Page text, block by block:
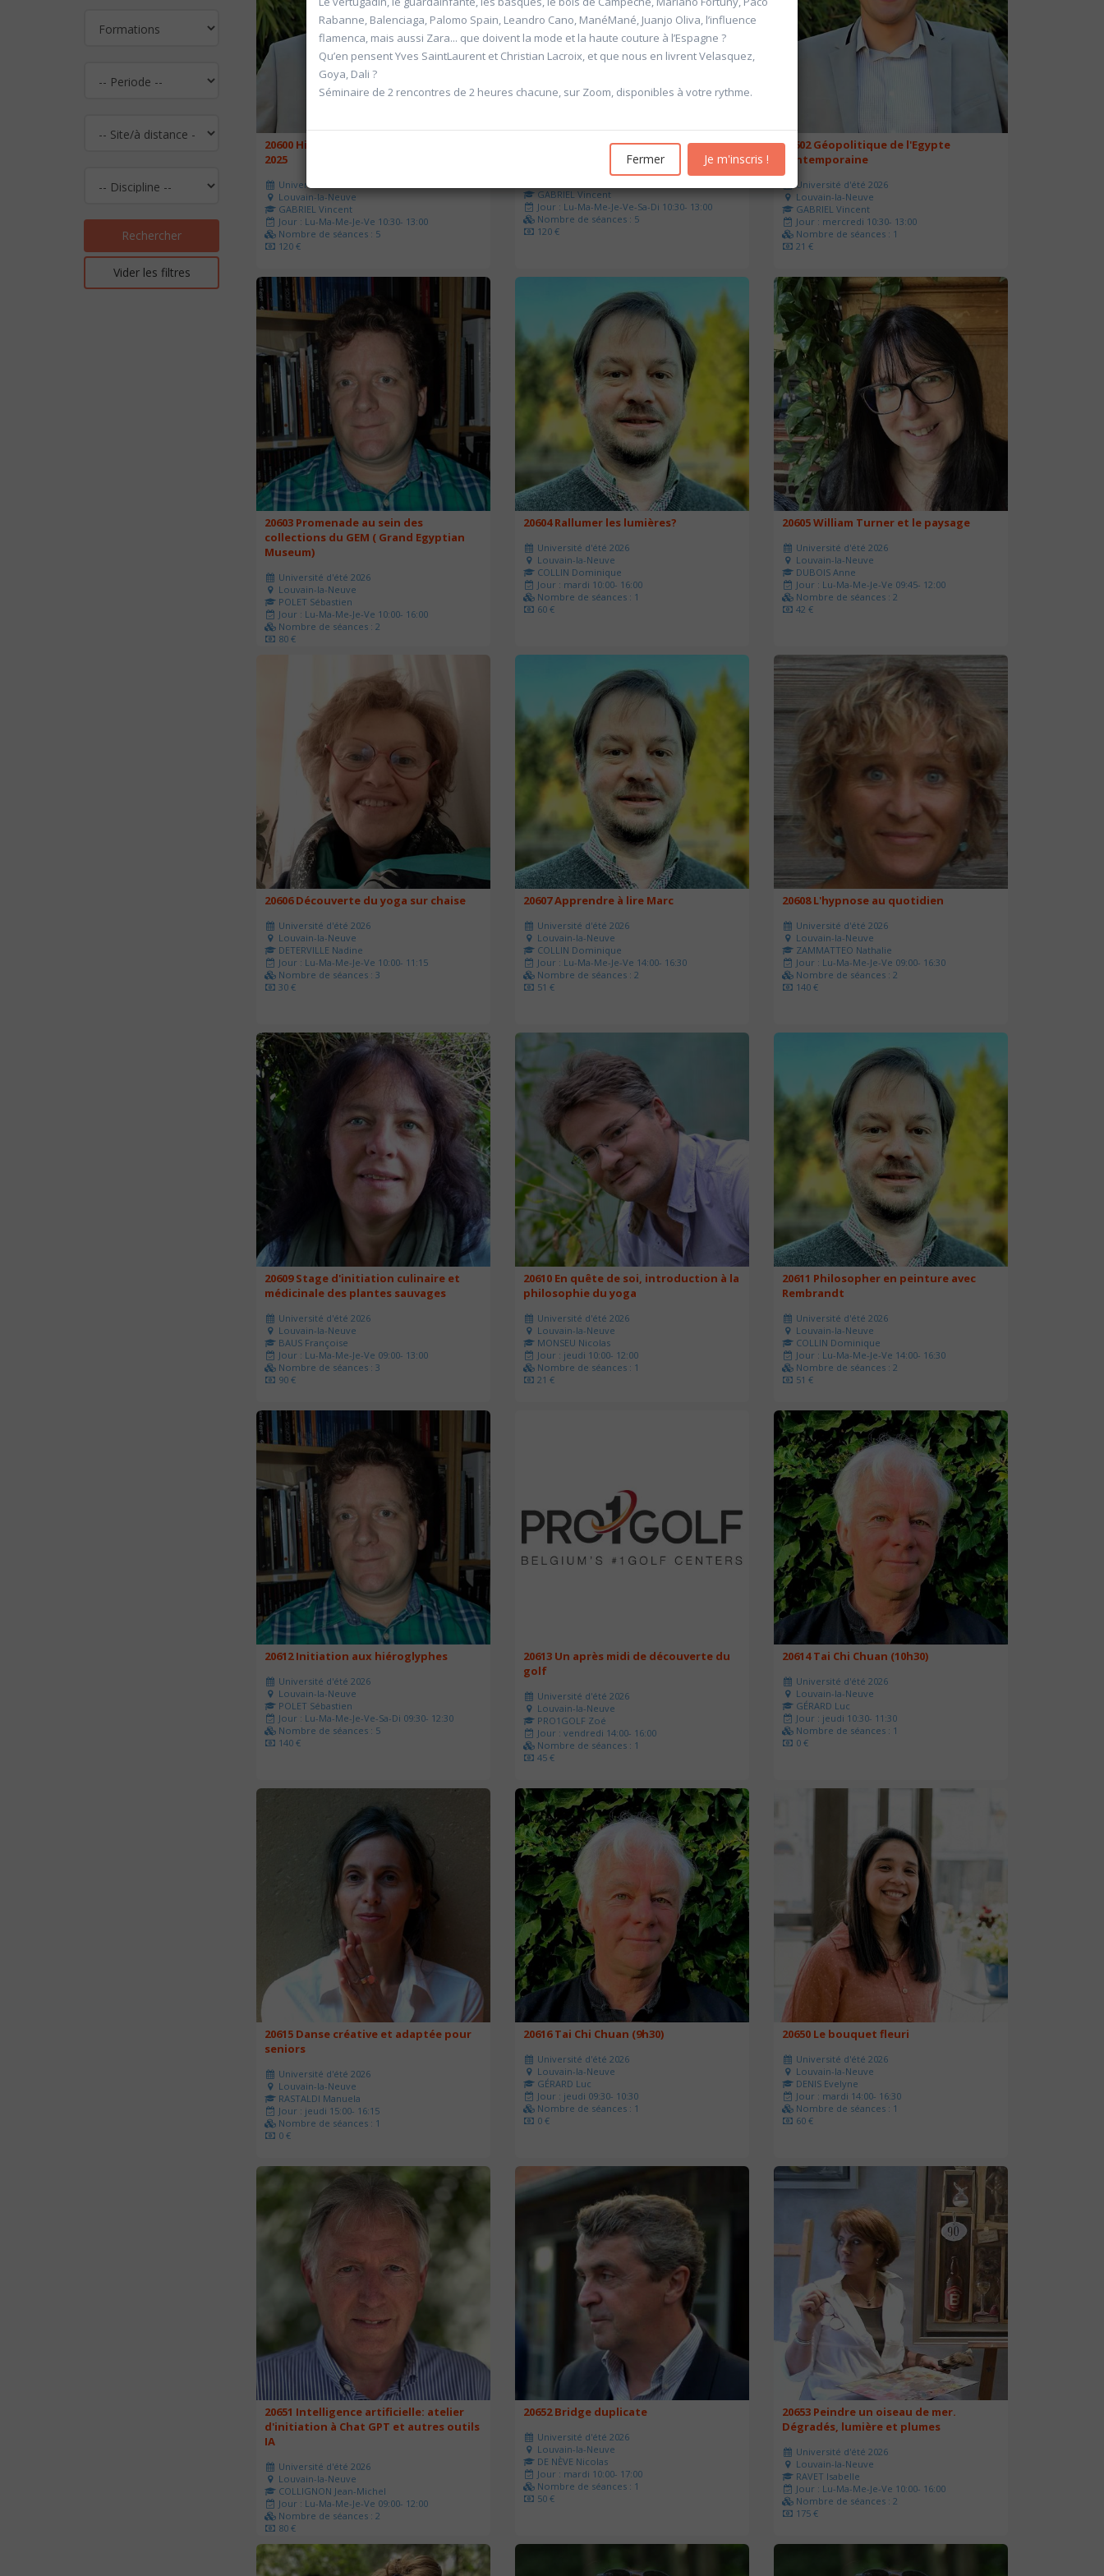
Rechercher
Vider les filtres
20600 Histoire de l'Allemagne de 1871 à
2025
Université d'été 2026
Louvain-la-Neuve
GABRIEL Vincent
Jour : Lu-Ma-Me-Je-Ve 10:30- 13:00
Nombre de séances : 5
120 €
20601 Géopolitique de l'énergie
GABRIEL Vincent
Jour : Lu-Ma-Me-Je-Ve-Sa-Di 10:30- 13:00
Nombre de séances : 5
120 €
20602 Géopolitique de l'Egypte
contemporaine
Université d'été 2026
Louvain-la-Neuve
GABRIEL Vincent
Jour : mercredi 10:30- 13:00
Nombre de séances : 1
21 €
20603 Promenade au sein des
collections du GEM ( Grand Egyptian
Museum)
Université d'été 2026
Louvain-la-Neuve
POLET Sébastien
Jour : Lu-Ma-Me-Je-Ve 10:00- 16:00
Nombre de séances : 2
80 €
20604 Rallumer les lumières?
Université d'été 2026
Louvain-la-Neuve
COLLIN Dominique
Jour : mardi 10:00- 16:00
Nombre de séances : 1
60 €
20605 William Turner et le paysage
Université d'été 2026
Louvain-la-Neuve
DUBOIS Anne
Jour : Lu-Ma-Me-Je-Ve 09:45- 12:00
Nombre de séances : 2
42 €
20606 Découverte du yoga sur chaise
Université d'été 2026
Louvain-la-Neuve
DETERVILLE Nadine
Jour : Lu-Ma-Me-Je-Ve 10:00- 11:15
Nombre de séances : 3
30 €
20607 Apprendre à lire Marc
Université d'été 2026
Louvain-la-Neuve
COLLIN Dominique
Jour : Lu-Ma-Me-Je-Ve 14:00- 16:30
Nombre de séances : 2
51 €
20608 L'hypnose au quotidien
Université d'été 2026
Louvain-la-Neuve
ZAMMATTEO Nathalie
Jour : Lu-Ma-Me-Je-Ve 09:00- 16:30
Nombre de séances : 2
140 €
20609 Stage d'initiation culinaire et
médicinale des plantes sauvages
Université d'été 2026
Louvain-la-Neuve
BAUS Françoise
Jour : Lu-Ma-Me-Je-Ve 09:00- 13:00
Nombre de séances : 3
90 €
20610 En quête de soi, introduction à la
philosophie du yoga
Université d'été 2026
Louvain-la-Neuve
MONSEU Nicolas
Jour : jeudi 10:00- 12:00
Nombre de séances : 1
21 €
20611 Philosopher en peinture avec
Rembrandt
Université d'été 2026
Louvain-la-Neuve
COLLIN Dominique
Jour : Lu-Ma-Me-Je-Ve 14:00- 16:30
Nombre de séances : 2
51 €
20612 Initiation aux hiéroglyphes
Université d'été 2026
Louvain-la-Neuve
POLET Sébastien
Jour : Lu-Ma-Me-Je-Ve-Sa-Di 09:30- 12:30
Nombre de séances : 5
140 €
20613 Un après midi de découverte du
golf
Université d'été 2026
Louvain-la-Neuve
PRO1GOLF Zoé
Jour : vendredi 14:00- 16:00
Nombre de séances : 1
45 €
20614 Tai Chi Chuan (10h30)
Université d'été 2026
Louvain-la-Neuve
GÉRARD Luc
Jour : jeudi 10:30- 11:30
Nombre de séances : 1
0 €
20615 Danse créative et adaptée pour
seniors
Université d'été 2026
Louvain-la-Neuve
RASTALDI Manuela
Jour : jeudi 15:00- 16:15
Nombre de séances : 1
0 €
20616 Tai Chi Chuan (9h30)
Université d'été 2026
Louvain-la-Neuve
GÉRARD Luc
Jour : jeudi 09:30- 10:30
Nombre de séances : 1
0 €
20650 Le bouquet fleuri
Université d'été 2026
Louvain-la-Neuve
DENIS Evelyne
Jour : mardi 14:00- 16:30
Nombre de séances : 1
60 €
20651 Intelligence artificielle: atelier
d'initiation à Chat GPT et autres outils
IA
Université d'été 2026
Louvain-la-Neuve
COLLIGNON Jean-Michel
Jour : Lu-Ma-Me-Je-Ve 09:00- 12:00
Nombre de séances : 2
80 €
20652 Bridge duplicate
Université d'été 2026
Louvain-la-Neuve
DE NÈVE Nicolas
Jour : mardi 10:00- 17:00
Nombre de séances : 1
50 €
20653 Peindre un oiseau de mer.
Dégradés, lumière et plumes
Université d'été 2026
Louvain-la-Neuve
RAVET Isabelle
Jour : Lu-Ma-Me-Je-Ve 10:00- 16:00
Nombre de séances : 2
175 €
Rabanne, Balenciaga, Palomo Spain, Leandro Cano, ManéMané, Juanjo Oliva, l’influence
flamenca, mais aussi Zara... que doivent la mode et la haute couture à l’Espagne ?
Qu’en pensent Yves SaintLaurent et Christian Lacroix, et que nous en livrent Velasquez,
Goya, Dali ?
Séminaire de 2 rencontres de 2 heures chacune, sur Zoom, disponibles à votre rythme.
Fermer Je m'inscris !